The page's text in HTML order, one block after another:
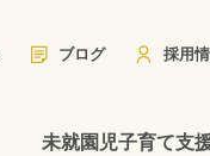
ブログ 採用
未就園児子育て支